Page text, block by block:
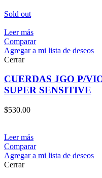
Sold out
Leer más
Comparar
Agregar a mi lista de deseos
Cerrar
CUERDAS JGO P/
SUPER SENSITIVE
$530.00
Leer más
Comparar
Agregar a mi lista de deseos
Cerrar